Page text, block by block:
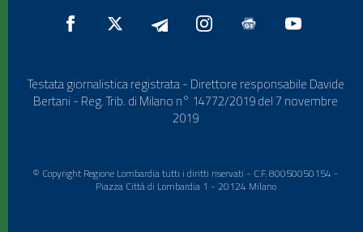
Testata giornalistica registrata - Direttore responsabile Davide
Bertani - Reg. Trib. di Milano n° 14772/2019 del 7 novembre
2019
© Copyright Regione Lombardia tutti i diritti riservati - C.F. 80050050154 -
Piazza Città di Lombardia 1 - 20124 Milano